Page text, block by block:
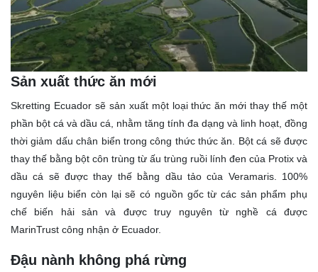
Sản xuất thức ăn mới
Skretting Ecuador sẽ sản xuất một loại thức ăn mới thay thế một
phần bột cá và dầu cá, nhằm tăng tính đa dạng và linh hoạt, đồng
thời giảm dấu chân biển trong công thức thức ăn. Bột cá sẽ được
thay thế bằng bột côn trùng từ ấu trùng ruồi lính đen của Protix và
dầu cá sẽ được thay thế bằng dầu tảo của Veramaris. 100%
nguyên liệu biển còn lại sẽ có nguồn gốc từ các sản phẩm phụ
chế biến hải sản và được truy nguyên từ nghề cá được
MarinTrust công nhận ở Ecuador.
Đậu nành không phá rừng